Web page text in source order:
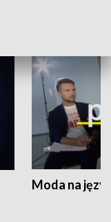
Moda na